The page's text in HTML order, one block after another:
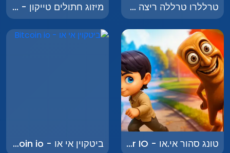
טרללרו טרללה ריצה אינסופית - Tralalero Tralala Endless Run מיזוג חתולים טייקון - Kitty Merge Tycoon
טונג סהור אי.או - Tung Sahur IO ביטקוין אי או - Bitcoin io